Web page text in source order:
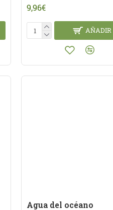
9,96€
AÑADIR
Agua del océano